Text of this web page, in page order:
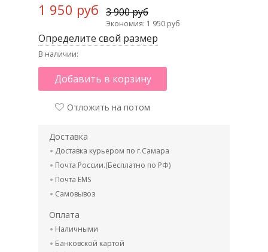
1 950 руб 3 900 руб
Экономия: 1 950 руб
Определите свой размер
В наличии:
Добавить в корзину
Отложить на потом
Доставка
Доставка курьером по г.Самара
Почта России.(Бесплатно по РФ)
Почта EMS
Самовывоз
Оплата
Наличными
Банковской картой